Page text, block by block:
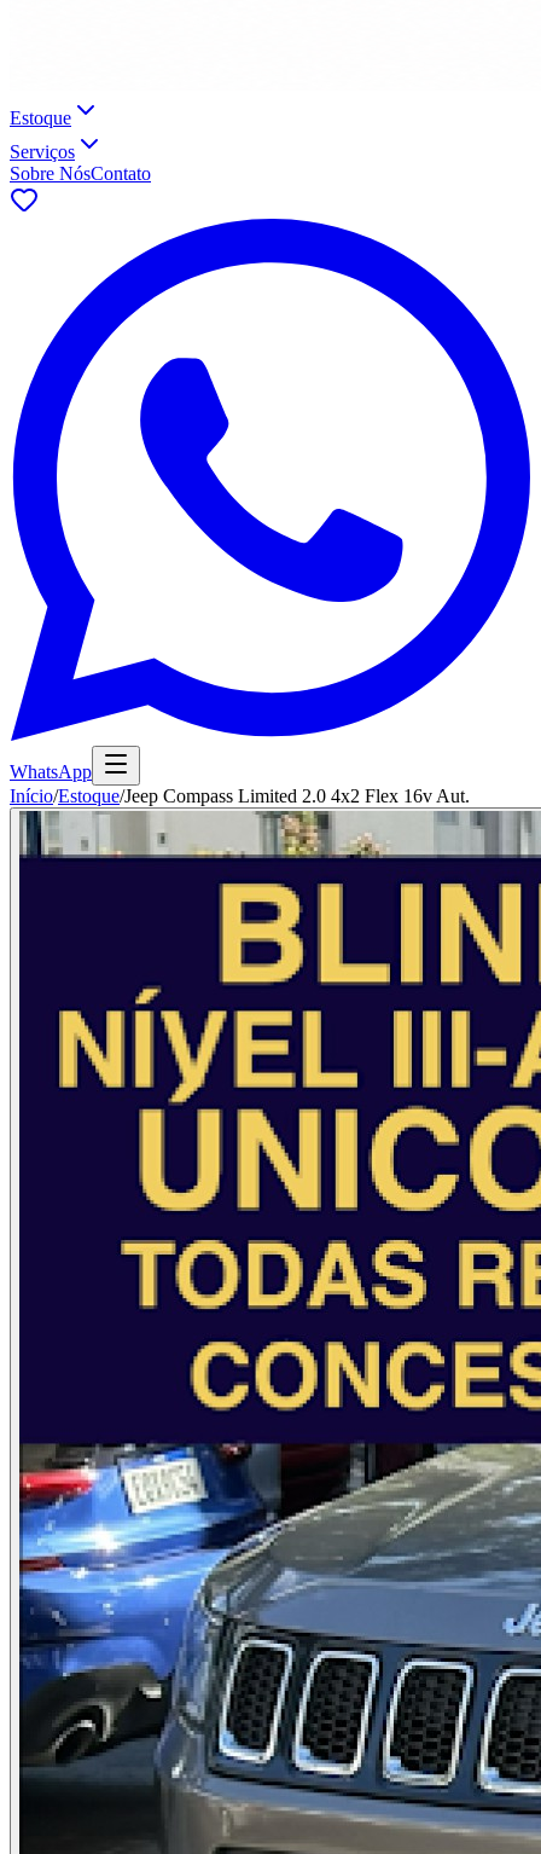
Estoque
Serviços
Sobre NósContato
WhatsApp
Início/Estoque/Jeep Compass Limited 2.0 4x2 Flex 16v Aut.